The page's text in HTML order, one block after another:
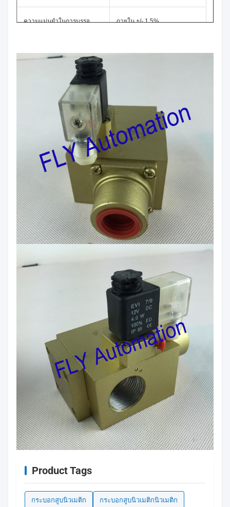
ความแม่นยำในการบรรจุ ภายใน +/- 1.5%
ความสูงของกระเป๋า
ปริมาณสูงสุด 100ml
roil เส้นผ่าศูนย์กลางภาพยนตร์ 450mm
ปริมาณการใช้ไฟฟ้า 4.5kW
การบริโภคเครื่อง 3 / นาที
แรงดันไฟฟ้า
3550mm × 970mm × 1450mm
Product Tags
กระบอกสูบนิวเมติก กระบอกสูบนิวเมติกนิวเมติก